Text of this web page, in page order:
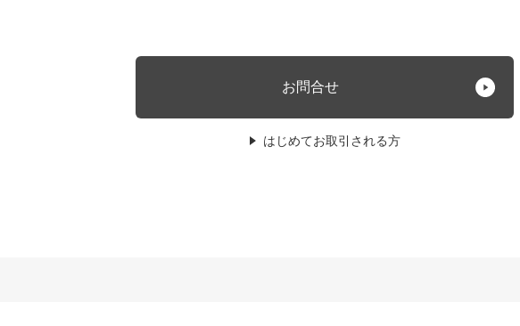
お問合せ
はじめてお取引される方